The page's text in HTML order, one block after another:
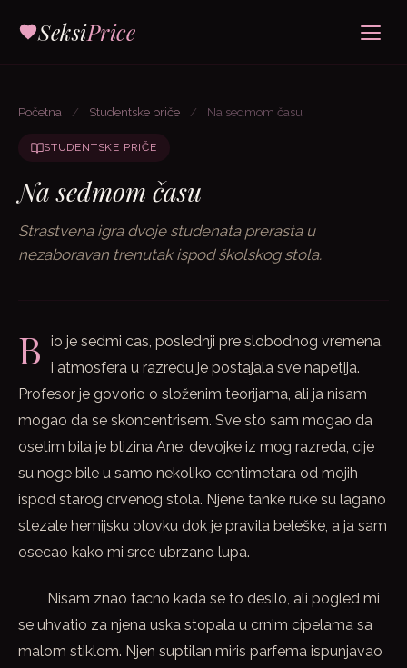
SeksiPrice
Početna / Studentske priče / Na sedmom času
STUDENTSKE PRIČE
Na sedmom času
Strastvena igra dvoje studenata prerasta u
nezaboravan trenutak ispod školskog stola.
B
io je sedmi cas, poslednji pre slobodnog vremena,
i atmosfera u razredu je postajala sve napetija.
Profesor je govorio o složenim teorijama, ali ja nisam
mogao da se skoncentrisem. Sve sto sam mogao da
osetim bila je blizina Ane, devojke iz mog razreda, cije
su noge bile u samo nekoliko centimetara od mojih
ispod starog drvenog stola. Njene tanke ruke su lagano
stezale hemijsku olovku dok je pravila beleške, a ja sam
osecao kako mi srce ubrzano lupa.
Nisam znao tacno kada se to desilo, ali pogled mi
se uhvatio za njena uska stopala u crnim cipelama sa
malom stiklom. Njen suptilan miris parfema ispunjavao